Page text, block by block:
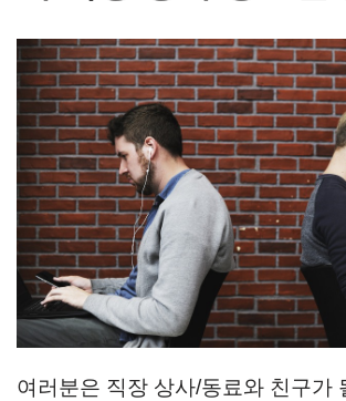
여러분은 직장 상사/동료와 친구가